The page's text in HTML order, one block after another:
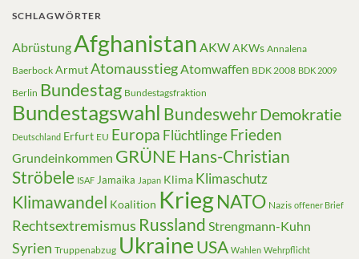
SCHLAGWÖRTER
Abrüstung Afghanistan AKWAKWs Annalena
Baerbock ArmutAtomausstiegAtomwaffen BDK 2008 BDK 2009
Berlin Bundestag Bundestagsfraktion
Bundestagswahl BundeswehrDemokratie
Deutschland Erfurt EU Europa FlüchtlingeFrieden
Grundeinkommen GRÜNE Hans-Christian
Ströbele ISAF Jamaika Japan Klima Klimaschutz
Klimawandel Koalition KriegNATO Nazis offener Brief
Rechtsextremismus Russland Strengmann-Kuhn
Syrien Truppenabzug UkraineUSA Wahlen Wehrpflicht